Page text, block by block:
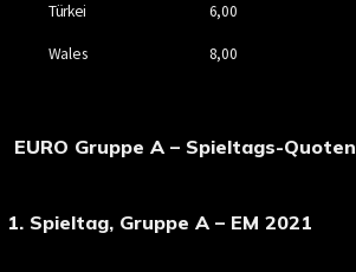
Türkei 6,00
Wales 8,00
EURO Gruppe A – Spieltags-Quoten
1. Spieltag, Gruppe A – EM 2021